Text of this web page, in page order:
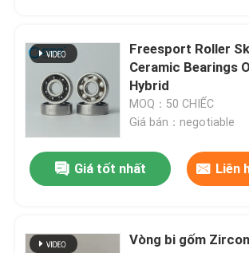
Vòng bi lăn gốm
Gốm lực đẩy mang
Gốm sứ cấu trúc nâng cao
Silicon Nitride Ball
Freesport Roller
Ceramic Bearings
Hybrid
MOQ：50 CHIẾC
Giá bán：negotiable
Giá tốt nhất Liên
Vòng bi gốm